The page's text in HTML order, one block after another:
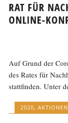
RAT FÜR
ONLINE-
Auf Grund der
des Rates für
stattfinden. Unter
2020, AKTIONEN